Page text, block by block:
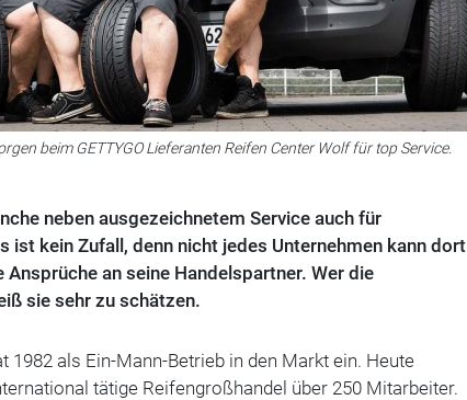
beim GETTYGO Lieferanten Reifen Center Wolf für top Service.
neben ausgezeichnetem Service auch für
ist kein Zufall, denn nicht jedes Unternehmen kann dort
an seine Handelspartner. Wer die
sie sehr zu schätzen.
1982 als Ein-Mann-Betrieb in den Markt ein. Heute
tätige Reifengroßhandel über 250 Mitarbeiter.